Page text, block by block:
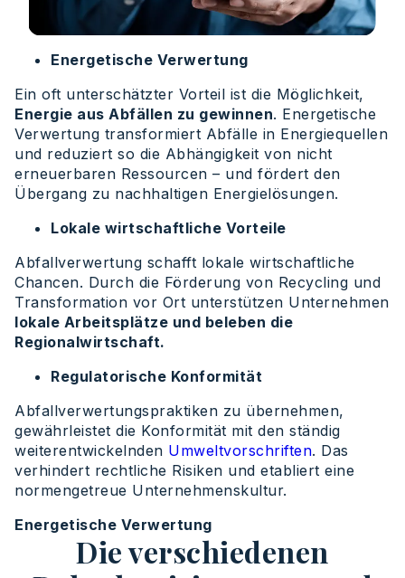
Energetische Verwertung
Ein oft unterschätzter Vorteil ist die Möglichkeit,
Energie aus Abfällen zu gewinnen. Energetische
Verwertung transformiert Abfälle in Energiequellen
und reduziert so die Abhängigkeit von nicht
erneuerbaren Ressourcen – und fördert den
Übergang zu nachhaltigen Energielösungen.
Lokale wirtschaftliche Vorteile
Abfallverwertung schafft lokale wirtschaftliche
Chancen. Durch die Förderung von Recycling und
Transformation vor Ort unterstützen Unternehmen
lokale Arbeitsplätze und beleben die
Regionalwirtschaft.
Regulatorische Konformität
Abfallverwertungspraktiken zu übernehmen,
gewährleistet die Konformität mit den ständig
weiterentwickelnden Umweltvorschriften. Das
verhindert rechtliche Risiken und etabliert eine
normengetreue Unternehmenskultur.
Energetische Verwertung
Die verschiedenen